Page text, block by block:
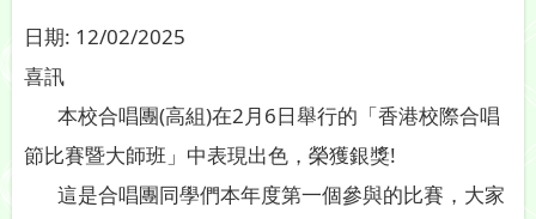
日期: 12/02/2025
喜訊
本校合唱團(高組)在2月6日舉行的「香港校際合唱
節比賽暨大師班」中表現出色，榮獲銀獎!
這是合唱團同學們本年度第一個參與的比賽，大家